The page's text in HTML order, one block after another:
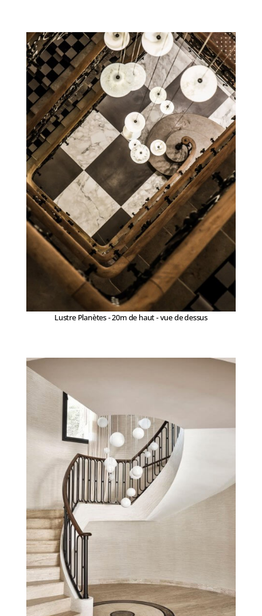
Lustre Planètes - 20m de haut - vue de dessus